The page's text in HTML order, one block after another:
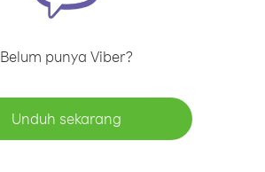
Belum punya Viber?
Unduh sekarang